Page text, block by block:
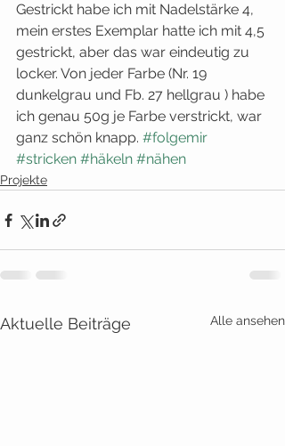
Gestrickt habe ich mit Nadelstärke 4,
mein erstes Exemplar hatte ich mit 4,5
gestrickt, aber das war eindeutig zu
locker. Von jeder Farbe (Nr. 19
dunkelgrau und Fb. 27 hellgrau ) habe
ich genau 50g je Farbe verstrickt, war
ganz schön knapp. #folgemir
#stricken #häkeln #nähen
Projekte
Aktuelle Beiträge Alle ansehen